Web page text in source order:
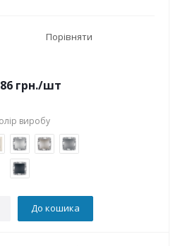
Порівняти
грн./шт
виробу
До кошика